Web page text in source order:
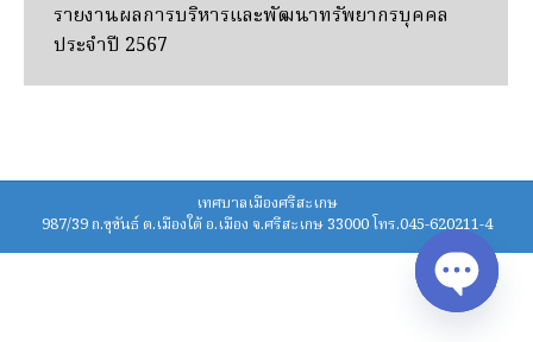
รายงานผลการบริหารและพัฒนาทรัพยากรบุคคล
ประจำปี 2567
เทศบาลเมืองศรีสะเกษ
987/39 ถ.ขุขันธ์ ต.เมืองใต้ อ.เมือง จ.ศรีสะเกษ 33000 โทร.045-620211-4